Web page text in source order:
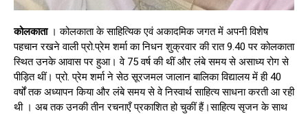
कोलकाता। कोलकाता के साहित्यिक एवं अकादमिक जगत में अपनी विशेष
पहचान रखने वाली प्रो.प्रेम शर्मा का निधन शुक्रवार की रात 9.40 पर कोलकाता
स्थित उनके आवास पर हुआ। वे 75 वर्ष की थीं और लंबे समय से असाध्य रोग से
पीड़ित थीं। प्रो. प्रेम शर्मा ने सेठ सूरजमल जालान बालिका विद्यालय में ही 40
वर्षों तक अध्यापन किया और लंबे समय से वे निस्वार्थ साहित्य साधना करती आ रही
थी । अब तक उनकी तीन रचनाएँ प्रकाशित हो चुकीं हैं।साहित्य सृजन के साथ